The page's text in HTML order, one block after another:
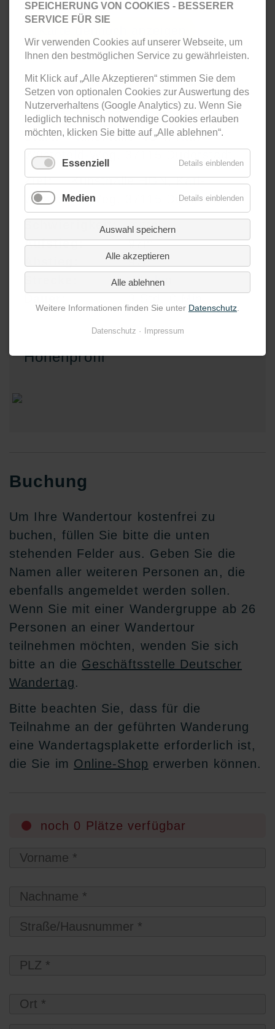
Wegdaten
Start:
Kunsthalle HGN, Karl-
Wüstefeld-Weg, 37115 Duderstadt
Ziel:
Kunsthalle HGN, Karl-
Wüstefeld-Weg, 37115 Duderstadt
Schwierigkeit:
mittel
Aufstieg:
97m
97m
7,55km
Höhenprofil
Buchung
Um Ihre Wandertour kostenfrei zu
buchen, füllen Sie bitte die unten
stehenden Felder aus. Geben Sie die
Namen aller weiteren Personen an, die
ebenfalls angemeldet werden sollen.
Wenn Sie mit einer Wandergruppe ab 26
Personen an einer Wandertour
teilnehmen möchten, wenden Sie sich
bitte an die Geschäftsstelle Deutscher
Wandertag.
Bitte beachten Sie, dass für die
Teilnahme an der geführten Wanderung
eine Wandertagsplakette erforderlich ist,
die Sie im Online-Shop erwerben können.
noch 0 Plätze verfügbar
SPEICHERUNG VON COOKIES - BESSERER
SERVICE FÜR SIE
Wir verwenden Cookies auf unserer Webseite, um
Ihnen den bestmöglichen Service zu gewährleisten.
Mit Klick auf „Alle Akzeptieren“ stimmen Sie dem
Setzen von optionalen Cookies zur Auswertung des
Nutzerverhaltens (Google Analytics) zu. Wenn Sie
lediglich technisch notwendige Cookies erlauben
möchten, klicken Sie bitte auf „Alle ablehnen“.
Essenziell Details einblenden
Medien Details einblenden
Auswahl speichern
Alle akzeptieren
Alle ablehnen
Weitere Informationen finden Sie unter Datenschutz
Datenschutz Impressum